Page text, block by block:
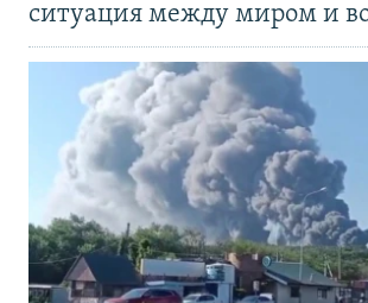
ситуация между миром и